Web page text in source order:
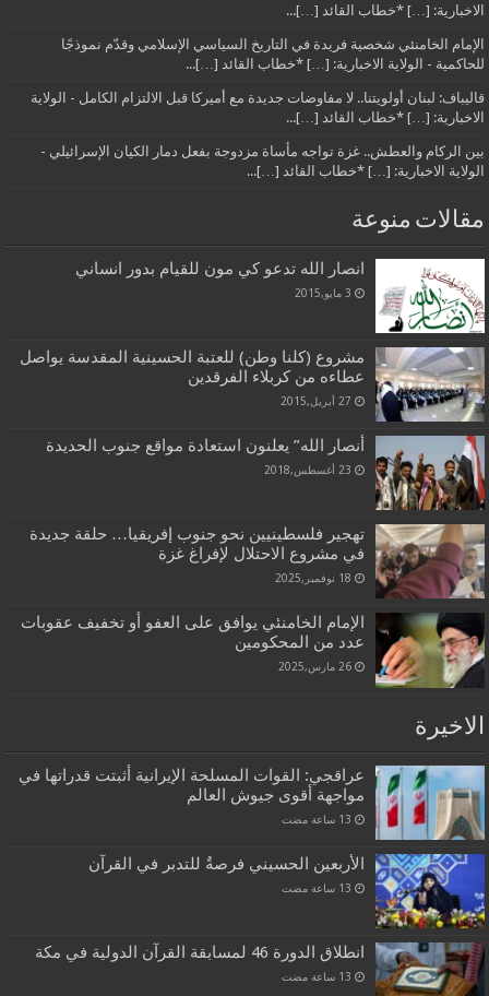
الاخبارية: […] *خطاب القائد […]...
الإمام الخامنئي شخصية فريدة في التاريخ السياسي الإسلامي وقدّم نموذجًا
للحاكمية - الولاية الاخبارية: […] *خطاب القائد […]...
قاليباف: لبنان أولويتنا.. لا مفاوضات جديدة مع أميركا قبل الالتزام الكامل - الولاية
الاخبارية: […] *خطاب القائد […]...
بين الركام والعطش.. غزة تواجه مأساة مزدوجة بفعل دمار الكيان الإسرائيلي -
الولاية الاخبارية: […] *خطاب القائد […]...
مقالات منوعة
انصار الله تدعو كي مون للقيام بدور انساني
3 مايو,2015
مشروع (كلنا وطن) للعتبة الحسينية المقدسة يواصل
عطاءه من كربلاء الفرقدين
27 أبريل,2015
أنصار الله” يعلنون استعادة مواقع جنوب الحديدة
23 أغسطس,2018
تهجير فلسطينيين نحو جنوب إفريقيا… حلقة جديدة
في مشروع الاحتلال لإفراغ غزة
18 نوفمبر,2025
الإمام الخامنئي يوافق على العفو أو تخفيف عقوبات
عدد من المحكومين
26 مارس,2025
الاخيرة
عراقجي: القوات المسلحة الإيرانية أثبتت قدراتها في
مواجهة أقوى جيوش العالم
الأربعين الحسيني فرصةٌ للتدبر في القرآن
انطلاق الدورة 46 لمسابقة القرآن الدولية في مكة